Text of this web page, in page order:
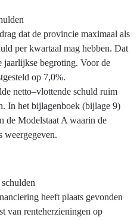
dat de provincie maximaal als
per kwartaal mag hebben. Dat
jaarlijkse begroting. Voor de
op 7,0%.
netto–vlottende schuld ruim
In het bijlagenboek (bijlage 9)
de Modelstaat A waarin de
weergegeven.
heeft plaats gevonden
van renteherzieningen op